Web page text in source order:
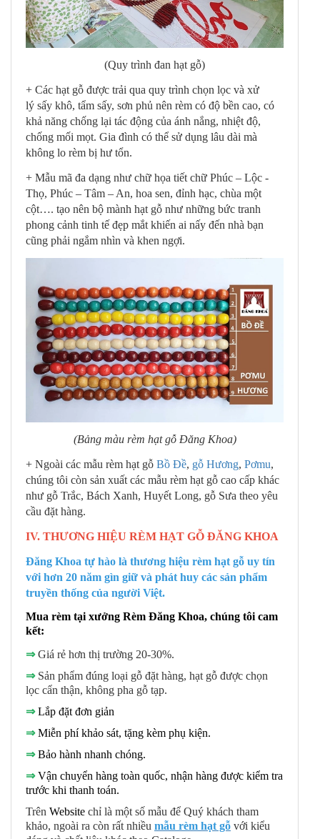
(Quy trình đan hạt gỗ)
+ Các hạt gỗ được trải qua quy trình chọn lọc và xử
lý sấy khô, tẩm sấy, sơn phủ nên rèm có độ bền cao, có
khả năng chống lại tác động của ánh nắng, nhiệt độ,
chống mối mọt. Gia đình có thể sử dụng lâu dài mà
không lo rèm bị hư tổn.
+ Mẫu mã đa dạng như chữ họa tiết chữ Phúc – Lộc -
Thọ, Phúc – Tâm – An, hoa sen, đỉnh hạc, chùa một
cột…. tạo nên bộ mành hạt gỗ như những bức tranh
phong cảnh tinh tế đẹp mắt khiến ai nấy đến nhà bạn
cũng phải ngắm nhìn và khen ngợi.
(Bảng màu rèm hạt gỗ Đăng Khoa)
+ Ngoài các mẫu rèm hạt gỗ Bồ Đề, gỗ Hương, Pơmu,
chúng tôi còn sản xuất các mẫu rèm hạt gỗ cao cấp khác
như gỗ Trắc, Bách Xanh, Huyết Long, gỗ Sưa theo yêu
cầu đặt hàng.
IV. THƯƠNG HIỆU RÈM HẠT GỖ ĐĂNG KHOA
Đăng Khoa tự hào là thương hiệu rèm hạt gỗ uy tín
với hơn 20 năm gìn giữ và phát huy các sản phẩm
truyền thống của người Việt.
Mua rèm tại xưởng Rèm Đăng Khoa, chúng tôi cam
kết:
⇒Giá rẻ hơn thị trường 20-30%.
⇒Sản phẩm đúng loại gỗ đặt hàng, hạt gỗ được chọn
lọc cẩn thận, không pha gỗ tạp.
⇒ Lắp đặt đơn giản
⇒ Miễn phí khảo sát, tặng kèm phụ kiện.
⇒ Bảo hành nhanh chóng.
⇒Vận chuyển hàng toàn quốc, nhận hàng được kiểm tra
trước khi thanh toán.
Trên Website chỉ là một số mẫu để Quý khách tham
khảo, ngoài ra còn rất nhiều mẫu rèm hạt gỗ với kiểu